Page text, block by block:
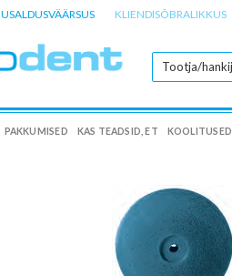
USALDUSVÄÄRSUS KLIENDISÕBRALIKKUS
PAKKUMISED KAS TEADSID, ET KOOLITUSED